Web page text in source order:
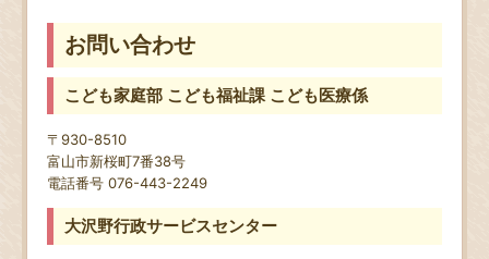
お問い合わせ
こども家庭部 こども福祉課 こども医療係
〒930-8510
富山市新桜町7番38号
電話番号 076-443-2249
大沢野行政サービスセンター